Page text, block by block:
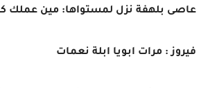
عاصى بلهفة نزل لمستواها: مين عملك
فيروز : مرات ابويا ابلة نعمات